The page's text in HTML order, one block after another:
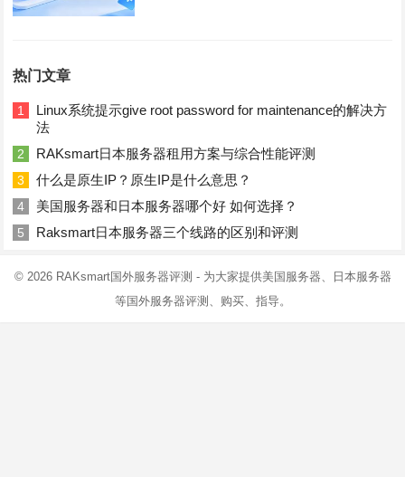
热门文章
1
Linux系统提示give root password for maintenance的解决方
法
2 RAKsmart日本服务器租用方案与综合性能评测
3 什么是原生IP？原生IP是什么意思？
4 美国服务器和日本服务器哪个好 如何选择？
5 Raksmart日本服务器三个线路的区别和评测
© 2026 RAKsmart国外服务器评测 - 为大家提供美国服务器、日本服务器
等国外服务器评测、购买、指导。